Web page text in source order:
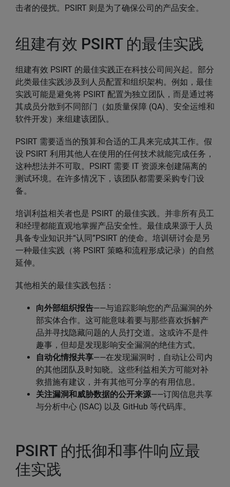
击者的侵扰。PSIRT 则是为了确保公司的产品安全。
组建有效 PSIRT 的最佳实践
组建有效 PSIRT 的最佳实践正在科技公司间兴起。部分
此类最佳实践涉及到人员配置和组织架构。例如，最佳
实践可能是避免将 PSIRT 配置为独立团队，而是通过将
其成员分散到不同部门（如质量保障 (QA)、安全运维和
软件开发）来组建该团队。
PSIRT 需要适当的预算和合适的工具来完成其工作。假
设 PSIRT 利用其他人在使用的任何技术就能完成任务，
这种想法并不可取。PSIRT 需要 IT 资源来创建隔离的
测试环境。在许多情况下，该团队都需要采购专门设
备。
培训利益相关者也是 PSIRT 的最佳实践。并非所有员工
和经理都能直观地掌握产品安全性。最佳成果源于人员
具备专业知识并“认同”PSIRT 的使命。培训研讨会是另
一种最佳实践（将 PSIRT 策略和流程形成记录）的自然
延伸。
其他相关的最佳实践包括：
向外部组织报告——与追踪影响您的产品漏洞的外
部实体合作。这可能意味着要与那些喜欢拆解产
品并寻找隐藏问题的人员打交道。这或许不是件
趣事，但却是发现影响安全漏洞的绝佳方式。
自动化情报共享——在发现漏洞时，自动让公司内
的其他团队及时知晓。这些利益相关方可能对补
救措施有建议，并有其他可分享的有用信息。
关注漏洞和威胁数据的公开来源——订阅信息共享
与分析中心 (ISAC) 以及 GitHub 等代码库。
PSIRT 的抵御和事件响应最
佳实践